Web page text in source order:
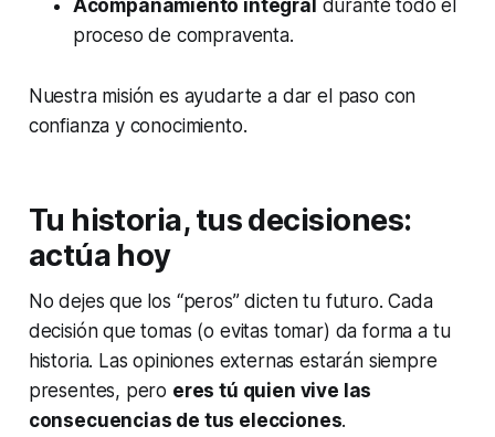
Acompañamiento integral durante todo el
proceso de compraventa.
Nuestra misión es ayudarte a dar el paso con
confianza y conocimiento.
Tu historia, tus decisiones:
actúa hoy
No dejes que los “peros” dicten tu futuro. Cada
decisión que tomas (o evitas tomar) da forma a tu
historia. Las opiniones externas estarán siempre
presentes, pero eres tú quien vive las
consecuencias de tus elecciones.